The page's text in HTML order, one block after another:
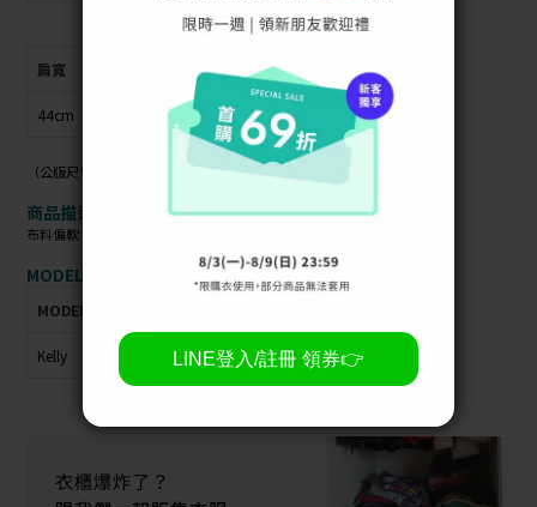
肩寬 袖長
44cm 63cm 57cm
（公版尺寸指南可參考商品照）
商品描述：
布料偏軟 / 材質偏薄 / 布料無彈性 /
MODEL資訊：
MODEL
Kelly 48kg 42cm 82cm 90cm